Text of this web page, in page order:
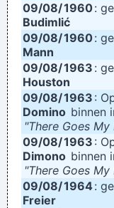
Don't play
Vrouwen
The Memory Of
Things Like
Yard On A
How deep is
Ask
09/08/1960:
Budimlić
09/08/1960:
Mann
09/08/1963 :
Houston
09/08/1963 :
Domino binnen
"There Goes
09/08/1963 :
Dimono binnen
"There Goes
09/08/1964 :
Freier